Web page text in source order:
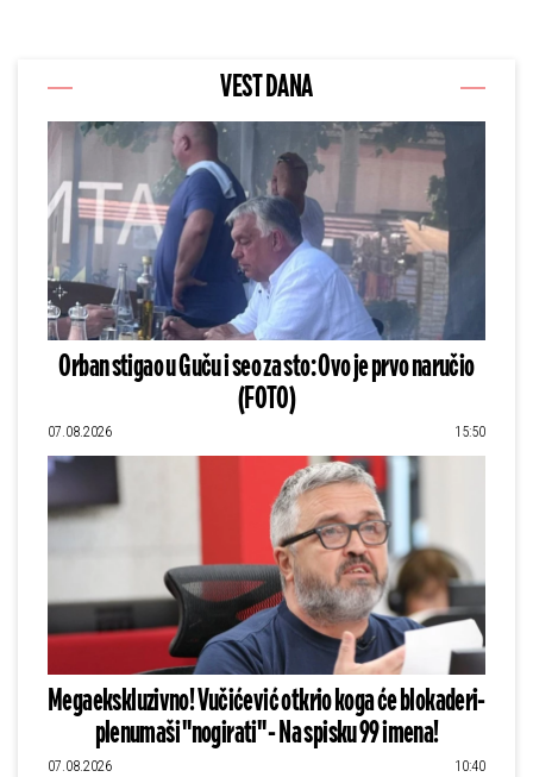
VEST DANA
Orban stigao u Guču i seo za sto: Ovo je prvo naručio
(FOTO)
07.08.2026 15:50
Megaekskluzivno! Vučićević otkrio koga će blokaderi-
plenumaši "nogirati" - Na spisku 99 imena!
07.08.2026 10:40